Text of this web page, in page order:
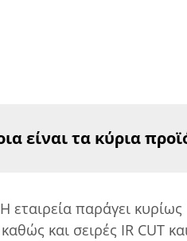
είναι τα κύρια
εταιρεία παράγει
και σειρές IR